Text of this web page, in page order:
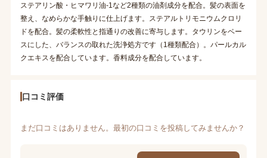
ステアリン酸・ヒマワリ油-1など2種類の油剤成分を配合。髪の表面を
整え、なめらかな手触りに仕上げます。ステアルトリモニウムクロリ
ドを配合。髪の柔軟性と指通りの改善に寄与します。タウリンをベー
スにした、バランスの取れた洗浄処方です（1種類配合）。パールカル
クエキスを配合しています。香料成分を配合しています。
口コミ評価
まだ口コミはありません。最初の口コミを投稿してみませんか？